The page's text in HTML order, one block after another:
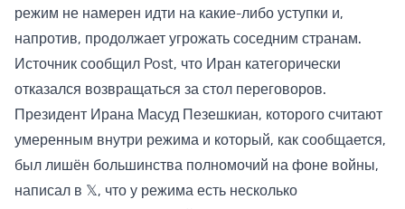
режим не намерен идти на какие-либо уступки и,
напротив, продолжает угрожать соседним странам.
Источник сообщил Post, что Иран категорически
отказался возвращаться за стол переговоров.
Президент Ирана Масуд Пезешкиан, которого считают
умеренным внутри режима и который, как сообщается,
был лишён большинства полномочий на фоне войны,
написал в 𝕏, что у режима есть несколько